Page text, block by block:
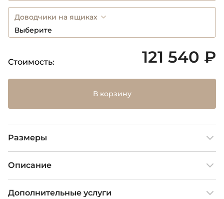
Доводчики на ящиках
Выберите
Стоимость: 121 540 ₽
В корзину
Размеры
Описание
Дополнительные услуги